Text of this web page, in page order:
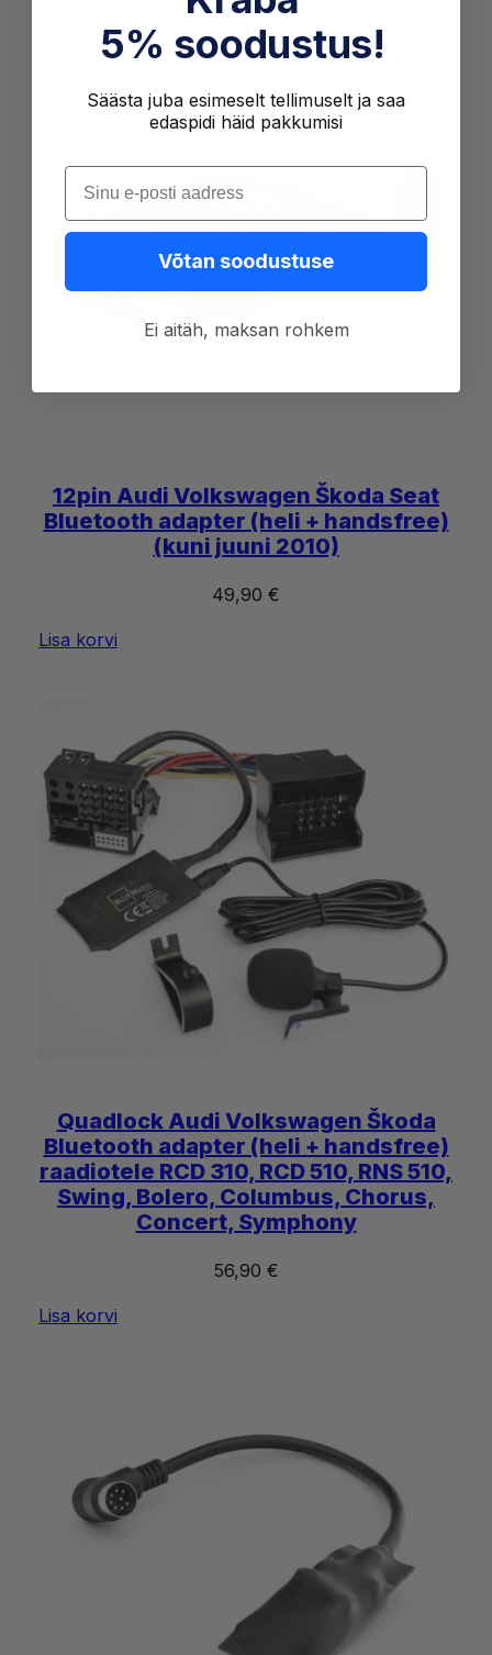
12pin Audi Volkswagen Škoda Seat
Bluetooth adapter (heli + handsfree)
(kuni juuni 2010)
49,90 €
Lisa korvi
Quadlock Audi Volkswagen Škoda
Bluetooth adapter (heli + handsfree)
raadiotele RCD 310, RCD 510, RNS 510,
Swing, Bolero, Columbus, Chorus,
Concert, Symphony
56,90 €
Lisa korvi
5% soodustus!
Säästa juba esimeselt tellimuselt ja saa
edaspidi häid pakkumisi
Sisesta oma e-post
Võtan soodustuse
Ei aitäh, maksan rohkem